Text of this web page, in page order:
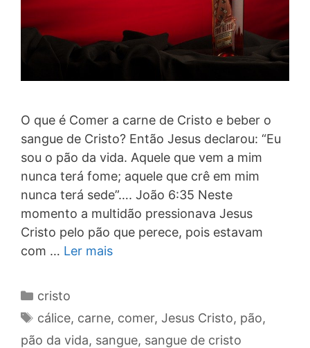
O que é Comer a carne de Cristo e beber o
sangue de Cristo? Então Jesus declarou: “Eu
sou o pão da vida. Aquele que vem a mim
nunca terá fome; aquele que crê em mim
nunca terá sede”…. João 6:35 Neste
momento a multidão pressionava Jesus
Cristo pelo pão que perece, pois estavam
com … Ler mais
Categorias
cristo
Tags
cálice, carne, comer, Jesus Cristo, pão,
pão da vida, sangue, sangue de cristo